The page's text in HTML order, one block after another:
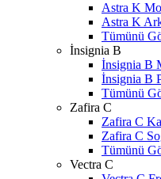
Astra K
Astra K
Tümünü
İnsignia B
İnsignia B
İnsignia B
Tümünü
Zafira C
Zafira C
Zafira C
Tümünü
Vectra C